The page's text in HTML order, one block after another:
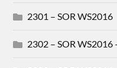
2301 – SOR WS2016
2302 – SOR